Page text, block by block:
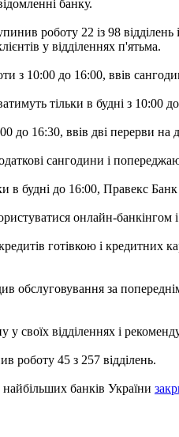
банку.
роботу 22 із 98
у відділеннях п'ятьма.
з 10:00 до 16:00, ввів
тільки в будні з 10:00
16:30, ввів дві перерви на
сангодини і
в будні до 16:00, Правекс
онлайн-банкінгом
готівкою і кредитних
обслуговування за
своїх відділеннях і
роботу 45 з 257 відділень.
банків України